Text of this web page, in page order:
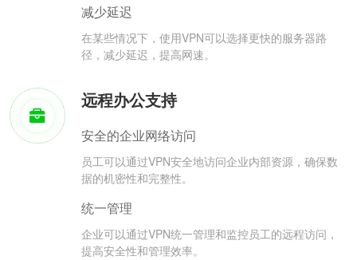
减少延迟
在某些情况下，使用VPN可以选择更快的服务器路
径，减少延迟，提高网速。
远程办公支持
安全的企业网络访问
员工可以通过VPN安全地访问企业内部资源，确保数
据的机密性和完整性。
统一管理
企业可以通过VPN统一管理和监控员工的远程访问，
提高安全性和管理效率。